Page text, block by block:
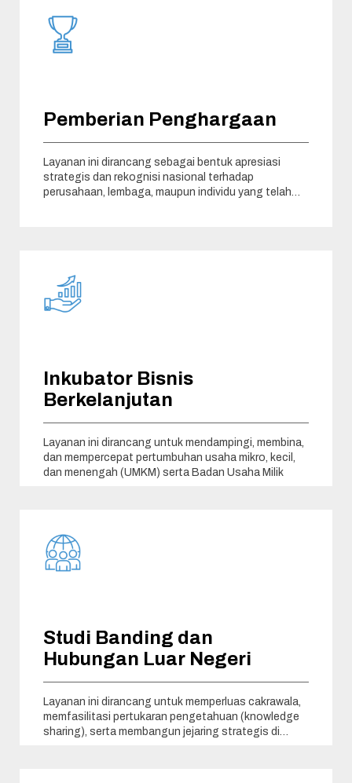
Pemberian Penghargaan
Layanan ini dirancang sebagai bentuk apresiasi
strategis dan rekognisi nasional terhadap
perusahaan, lembaga, maupun individu yang telah
Inkubator Bisnis
Berkelanjutan
Layanan ini dirancang untuk mendampingi, membina,
dan mempercepat pertumbuhan usaha mikro, kecil,
dan menengah (UMKM) serta Badan Usaha Milik
Studi Banding dan
Hubungan Luar Negeri
Layanan ini dirancang untuk memperluas cakrawala,
memfasilitasi pertukaran pengetahuan (knowledge
sharing), serta membangun jejaring strategis di